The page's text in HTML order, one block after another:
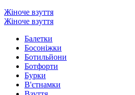
Жіноче взуття
Жіноче взуття
Балетки
Босоніжки
Ботильйони
Ботфорти
Бурки
В'єтнамки